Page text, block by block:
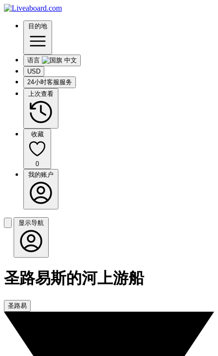
目的地
语言
USD
24小时客服服务
上次查看
收藏
0
我的账户
显示导航
圣路易斯的河上游船
圣路易